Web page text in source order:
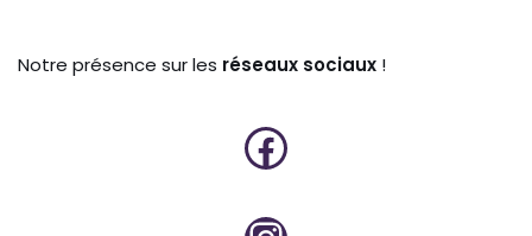
Notre présence sur les réseaux sociaux !